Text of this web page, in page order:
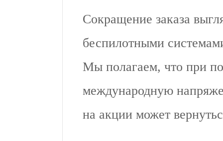
Сокращение заказа
беспилотными
Мы полагаем, что при
международную
на акции может